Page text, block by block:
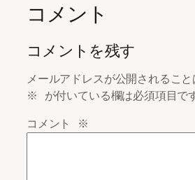
コメント
コメントを残す
メールアドレスが公開されること
※ が付いている欄は必須項目で
コメント ※